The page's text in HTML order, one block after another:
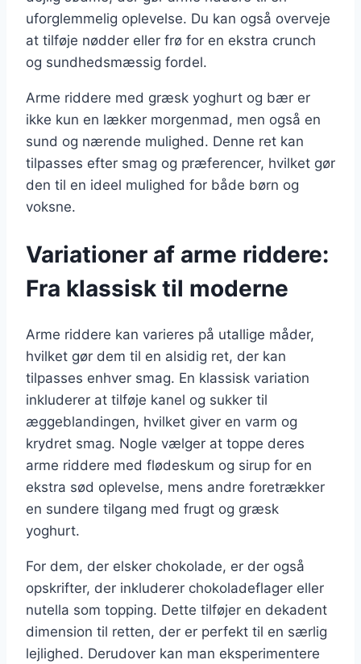
uforglemmelig oplevelse. Du kan også overveje
at tilføje nødder eller frø for en ekstra crunch
og sundhedsmæssig fordel.
Arme riddere med græsk yoghurt og bær er
ikke kun en lækker morgenmad, men også en
sund og nærende mulighed. Denne ret kan
tilpasses efter smag og præferencer, hvilket gør
den til en ideel mulighed for både børn og
voksne.
Variationer af arme riddere:
Fra klassisk til moderne
Arme riddere kan varieres på utallige måder,
hvilket gør dem til en alsidig ret, der kan
tilpasses enhver smag. En klassisk variation
inkluderer at tilføje kanel og sukker til
æggeblandingen, hvilket giver en varm og
krydret smag. Nogle vælger at toppe deres
arme riddere med flødeskum og sirup for en
ekstra sød oplevelse, mens andre foretrækker
en sundere tilgang med frugt og græsk
yoghurt.
For dem, der elsker chokolade, er der også
opskrifter, der inkluderer chokoladeflager eller
nutella som topping. Dette tilføjer en dekadent
dimension til retten, der er perfekt til en særlig
lejlighed. Derudover kan man eksperimentere